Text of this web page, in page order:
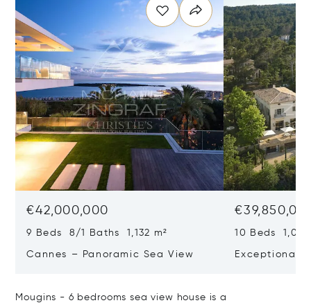
€42,000,000
9 Beds 8/1 Baths 1,132 m²
Cannes – Panoramic Sea View
10 Beds 1,020
Exceptional
Mougins - 6 bedrooms sea view house is a